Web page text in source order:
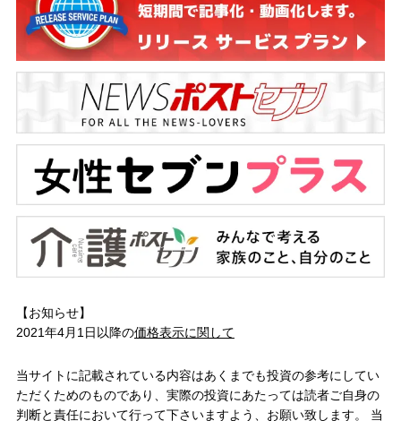
【お知らせ】
2021年4月1日以降の価格表示に関して
当サイトに記載されている内容はあくまでも投資の参考にしてい
ただくためのものであり、実際の投資にあたっては読者ご自身の
判断と責任において行って下さいますよう、お願い致します。 当